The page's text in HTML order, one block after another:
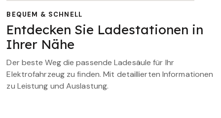
BEQUEM & SCHNELL
Entdecken Sie Ladestationen in
Ihrer Nähe
Der beste Weg die passende Ladesäule für Ihr
Elektrofahrzeug zu finden. Mit detaillierten Informationen
zu Leistung und Auslastung.